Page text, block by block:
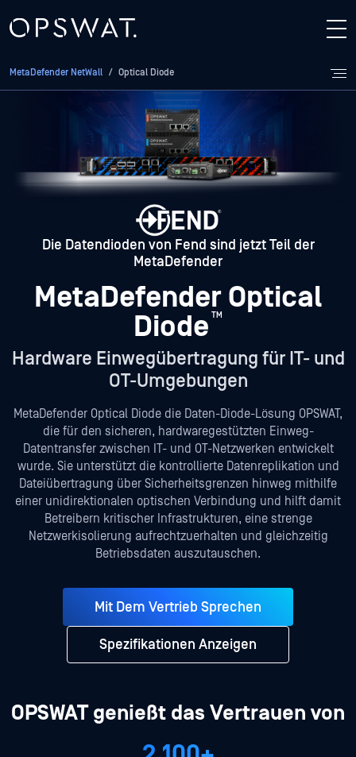
MetaDefender NetWall / Optical Diode
Die Datendioden von Fend sind jetzt Teil der
MetaDefender
MetaDefender Optical
Diode™
Hardware Einwegübertragung für IT- und
OT-Umgebungen
MetaDefender Optical Diode die Daten-Diode-Lösung OPSWAT,
die für den sicheren, hardwaregestützten Einweg-
Datentransfer zwischen IT- und OT-Netzwerken entwickelt
wurde. Sie unterstützt die kontrollierte Datenreplikation und
Dateiübertragung über Sicherheitsgrenzen hinweg mithilfe
einer unidirektionalen optischen Verbindung und hilft damit
Betreibern kritischer Infrastrukturen, eine strenge
Netzwerkisolierung aufrechtzuerhalten und gleichzeitig
Betriebsdaten auszutauschen.
Mit Dem Vertrieb Sprechen
Spezifikationen Anzeigen
OPSWAT genießt das Vertrauen von